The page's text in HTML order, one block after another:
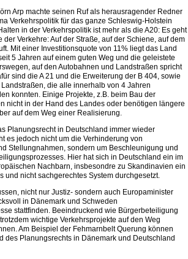
Arp machte seinen Ruf als herausragender Redner
Verkehrspolitik für das ganze Schleswig-Holstein
in der Verkehrspolitik ist mehr als die A20: Es geht
der Verkehre: Auf der Straße, auf der Schiene, auf dem
Mit einer Investitionsquote von 11% liegt das Land
5 Jahren auf einem guten Weg und die geleistete
auf den Autobahnen und Landstraßen spricht
sind die A 21 und die Erweiterung der B 404, sowie
die alle innerhalb von 4 Jahren
konnten. Einige Projekte, z.B. beim Bau der
nicht in der Hand des Landes oder benötigen längere
auf dem Weg einer Realisierung.
Planungsrecht in Deutschland immer wieder
es jedoch nicht um die Verhinderung von
Stellungnahmen, sondern um Beschleunigung und
Hier hat sich in Deutschland ein im
Nachbarn, insbesondre zu Skandinavien ein
und nicht sachgerechtes System durchgesetzt.
nicht nur Justiz- sondern auch Europaminister
in Dänemark und Schweden
stattfinden. Beeindruckend wie Bürgerbeteiligung
wichtige Verkehrsprojekte auf den Weg
Am Beispiel der Fehmarnbelt Querung können
des Planungsrechts in Dänemark und Deutschland